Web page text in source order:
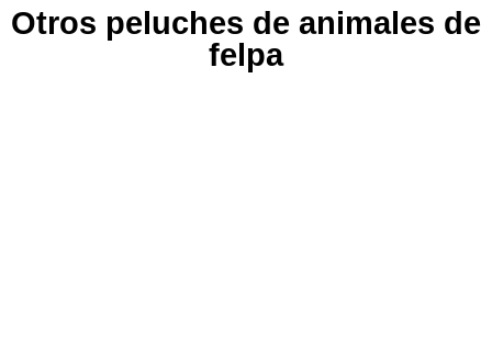
Otros peluches de animales de
felpa